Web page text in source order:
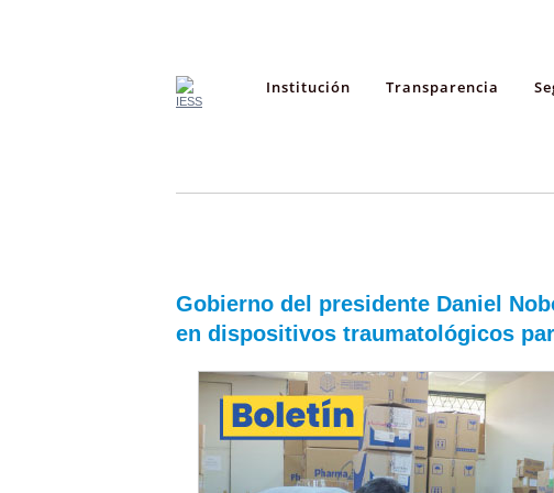
Institución Transparencia
Gobierno del presidente Daniel
en dispositivos traumatológicos